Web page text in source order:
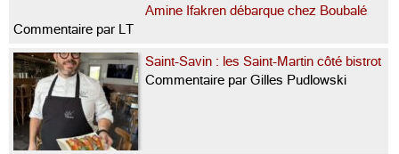
Amine Ifakren débarque chez Boubalé
Commentaire par LT
Saint-Savin : les Saint-Martin côté bistrot
Commentaire par Gilles Pudlowski